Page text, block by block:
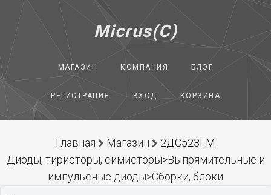
Micrus(C)
МАГАЗИН КОМПАНИЯ БЛОГ
РЕГИСТРАЦИЯ ВХОД КОРЗИНА
Главная Магазин
2ДС523ГМ
Диоды, тиристоры, симисторы>Выпрямительные и
импульсные диоды>Сборки, блоки